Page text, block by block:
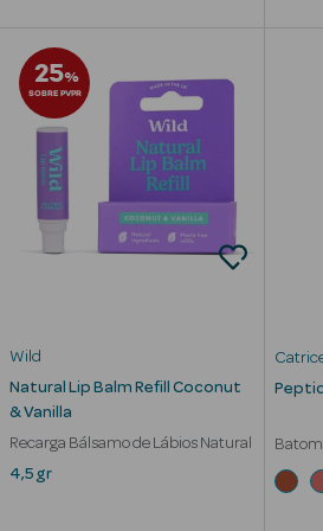
Rosto e
Ver Tudo
Cosmética
Séruns Faciais
Creme de Olhos
25%
SOBRE PVPR
Wild
Natural Lip Balm Refill Coconut
& Vanilla
Recarga Bálsamo de Lábios Natural
4,5 gr